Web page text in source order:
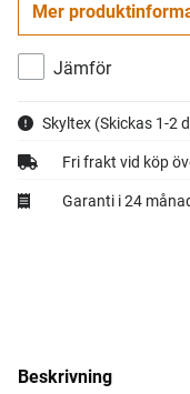
Mer
Jämför
Skyltex (Skickas 1-2
Fri frakt vid köp
Garanti i 24
Beskrivning